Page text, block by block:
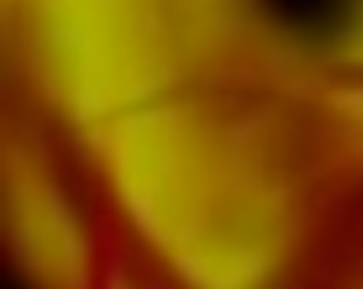
de metales, Ensamble de viento
Orquesta Sinfónica tanto como
Educación musical. Una gran
literatura del editor de las
de música como Black Dyke
Band, Brighouse & Rastrick
Oberaargauer Brass Band se
Obrasso Records. Todos los
sonido también están disponibles